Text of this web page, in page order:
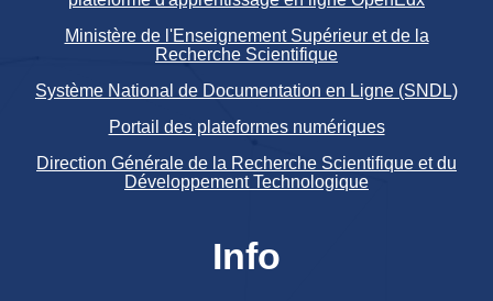
Ministère de l'Enseignement Supérieur et de la
Recherche Scientifique
Système National de Documentation en Ligne (SNDL)
Portail des plateformes numériques
Direction Générale de la Recherche Scientifique et du
Développement Technologique
Info